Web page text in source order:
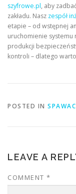
szyfrowe.pl, aby
zakładu. Nasz zespół
etapie – od wstępnej
uruchomienie systemu
produkcji
kontroli – dlatego
POSTED IN
LEAVE A
COMMENT *